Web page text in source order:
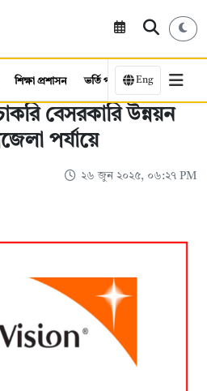
শিক্ষা প্রশাসন ভর্তি পরীক্ষা কর্মসংস্থান
Eng
বেসরকারি উন্নয়ন
পর্যায়ে
২৬ জুন ২০২৫, ০৬:২৭ PM